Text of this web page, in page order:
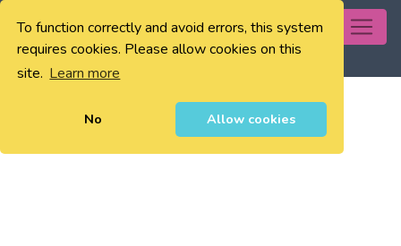
To function correctly and avoid errors, this system
requires cookies. Please allow cookies on this
site. Learn more
No Allow cookies
0